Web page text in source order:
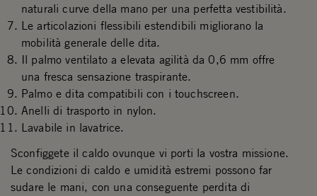
naturali curve della mano per una perfetta vestibilità.
Le articolazioni flessibili estendibili migliorano la
mobilità generale delle dita.
Il palmo ventilato a elevata agilità da 0,6 mm offre
una fresca sensazione traspirante.
Palmo e dita compatibili con i touchscreen.
Anelli di trasporto in nylon.
Lavabile in lavatrice.
Sconfiggete il caldo ovunque vi porti la vostra missione.
Le condizioni di caldo e umidità estremi possono far
sudare le mani, con una conseguente perdita di